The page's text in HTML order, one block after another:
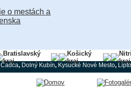
Bratislavský
kraj
Košický
kraj
kraj
Čadca, Dolný Kubín, Kysucké Nové Mesto,